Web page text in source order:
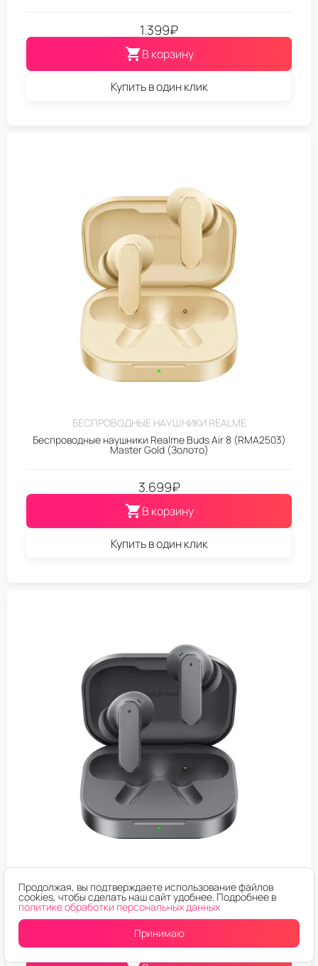
1.399₽
В корзину
Купить в один клик
БЕСПРОВОДНЫЕ НАУШНИКИ REALME
Беспроводные наушники Realme Buds Air 8 (RMA2503)
Master Gold (Золото)
3.699₽
В корзину
Купить в один клик
Беспроводные наушники Realme Buds Air 8 (RMA2503)
Master Grey (Серый)
3.999₽
Продолжая, вы подтверждаете использование файлов
cookies, чтобы сделать наш сайт удобнее. Подробнее в
политике обработки персональных данных
Принимаю